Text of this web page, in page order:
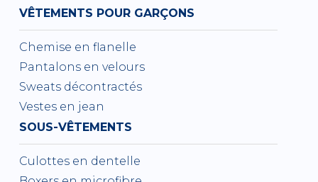
VÊTEMENTS POUR GARÇONS
Chemise en flanelle
Pantalons en velours
Sweats décontractés
Vestes en jean
SOUS-VÊTEMENTS
Culottes en dentelle